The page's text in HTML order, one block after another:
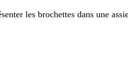
les brochettes dans une